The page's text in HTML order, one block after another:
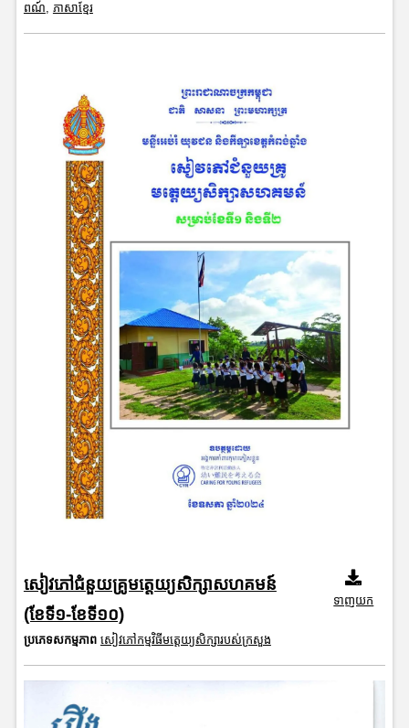
ពណ៍, ភាសាខ្មែរ
សៀវភៅជំនួយគ្រូមត្តេយ្យសិក្សាសហគមន៍
(ខែទី១-ខែទី១០)
ប្រភេទសកម្មភាព សៀវភៅកម្មវិធីមត្តេយ្យសិក្សារបស់ក្រសួង
ទាញយក